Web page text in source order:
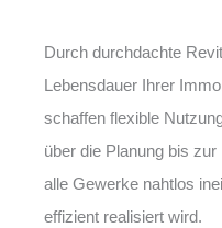
Durch durchdachte
Lebensdauer Ihrer
schaffen flexible
über die Planung bis
alle Gewerke nahtlos
effizient realisiert wird.